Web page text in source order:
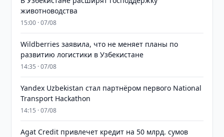
животноводства
15:00 · 07/08
Wildberries заявила, что не меняет планы по
развитию логистики в Узбекистане
14:35 · 07/08
Yandex Uzbekistan стал партнёром первого National
Transport Hackathon
14:15 · 07/08
Agat Credit привлечет кредит на 50 млрд. сумов